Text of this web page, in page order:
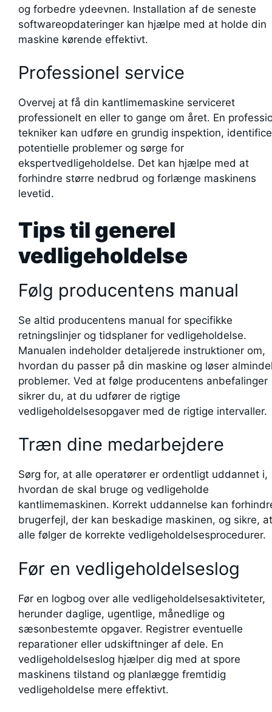
og forbedre ydeevnen. Installation af de seneste
softwareopdateringer kan hjælpe med at holde din
maskine kørende effektivt.
Professionel service
Overvej at få din kantlimemaskine serviceret
professionelt en eller to gange om året. En
tekniker kan udføre en grundig inspektion,
potentielle problemer og sørge for
ekspertvedligeholdelse. Det kan hjælpe med at
forhindre større nedbrud og forlænge maskinens
levetid.
Tips til generel
vedligeholdelse
Følg producentens manual
Se altid producentens manual for specifikke
retningslinjer og tidsplaner for vedligeholdelse.
Manualen indeholder detaljerede instruktioner om,
hvordan du passer på din maskine og løser
problemer. Ved at følge producentens anbefalinger
sikrer du, at du udfører de rigtige
vedligeholdelsesopgaver med de rigtige intervaller.
Træn dine medarbejdere
Sørg for, at alle operatører er ordentligt uddannet i,
hvordan de skal bruge og vedligeholde
kantlimemaskinen. Korrekt uddannelse kan
brugerfejl, der kan beskadige maskinen, og sikre, at
alle følger de korrekte vedligeholdelsesprocedurer.
Før en vedligeholdelseslog
Før en logbog over alle vedligeholdelsesaktiviteter,
herunder daglige, ugentlige, månedlige og
sæsonbestemte opgaver. Registrer eventuelle
reparationer eller udskiftninger af dele. En
vedligeholdelseslog hjælper dig med at spore
maskinens tilstand og planlægge fremtidig
vedligeholdelse mere effektivt.